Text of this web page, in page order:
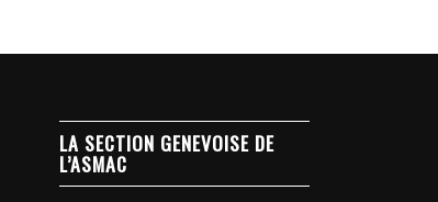
LA SECTION GENEVOISE DE
L’ASMAC